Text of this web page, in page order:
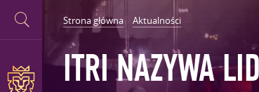
Strona główna Aktualności
ITRI ​​NAZYWA